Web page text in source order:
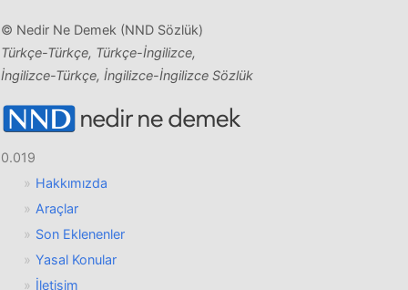
© Nedir Ne Demek (NND Sözlük)
Türkçe-Türkçe, Türkçe-İngilizce,
İngilizce-Türkçe, İngilizce-İngilizce Sözlük
0.019
Hakkımızda
Araçlar
Son Eklenenler
Yasal Konular
İletişim